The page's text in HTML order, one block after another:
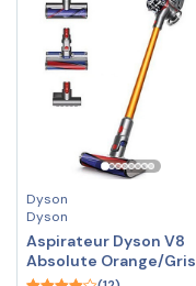
Dyson
Dyson
Aspirateur Dyson V8
Absolute Orange/Gris